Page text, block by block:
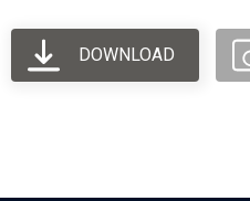
DOWNLOAD